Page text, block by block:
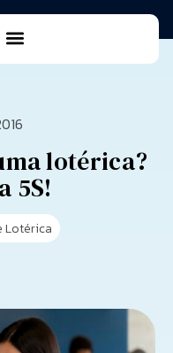
lotérica?
5S!
Lotérica